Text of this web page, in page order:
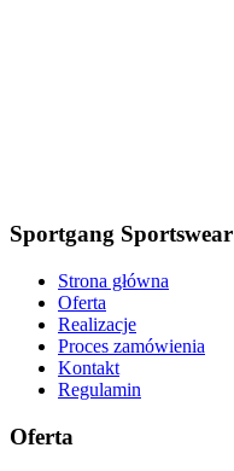
Sportgang Sportswear
Strona główna
Oferta
Realizacje
Proces zamówienia
Kontakt
Regulamin
Oferta